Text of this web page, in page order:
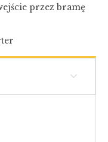
przez bramę